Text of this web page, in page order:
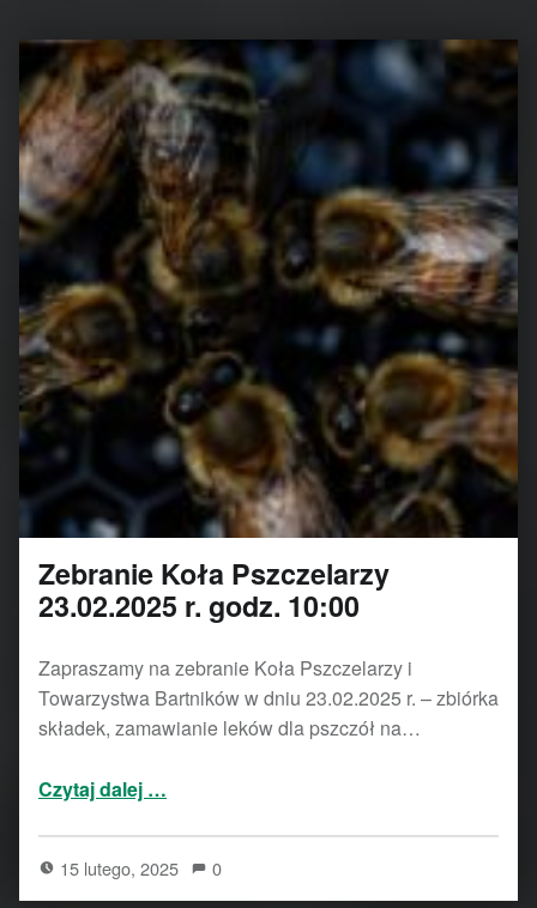
Zebranie Koła Pszczelarzy
23.02.2025 r. godz. 10:00
Zapraszamy na zebranie Koła Pszczelarzy i
Towarzystwa Bartników w dniu 23.02.2025 r. – zbiórka
składek, zamawianie leków dla pszczół na…
Czytaj dalej …
15 lutego, 2025 0